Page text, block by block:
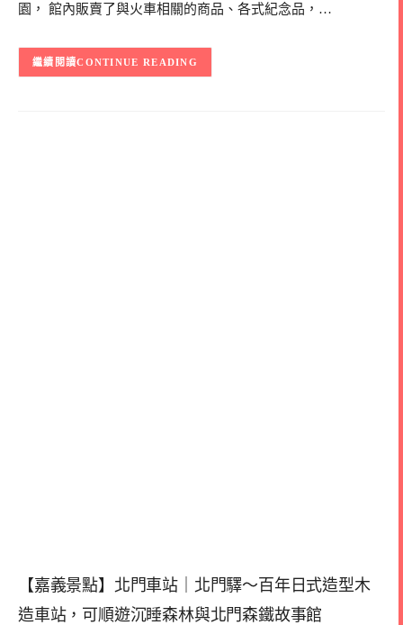
園， 館內販賣了與火車相關的商品、各式紀念品，…
CONTINUE READING
【嘉義景點】北門車站｜北門驛～百年日式造型木
造車站，可順遊沉睡森林與北門森鐵故事館